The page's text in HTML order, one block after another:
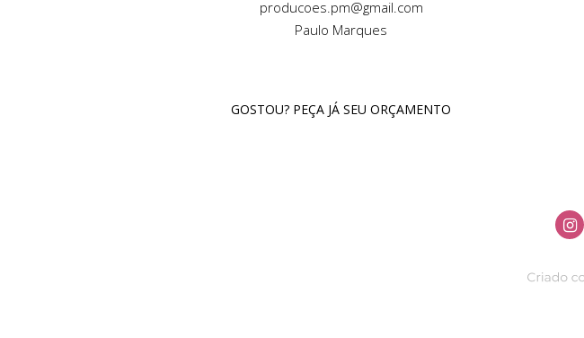
producoes.pm@gmail.com
Paulo Marques
GOSTOU? PEÇA JÁ SEU ORÇAMENTO